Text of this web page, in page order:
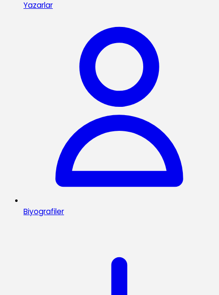
Yazarlar
Biyografiler